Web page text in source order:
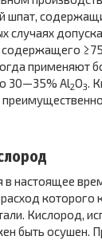
шпат,
случаях
содержащего
применяют
30—35% Al2O3.
в настоящее
которого
Кислород,
быть осушен.